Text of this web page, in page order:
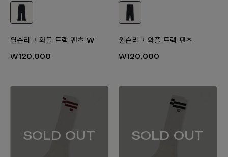
윌슨리그 와플 트랙 팬츠 W
₩120,000
윌슨리그 와플 트랙 팬츠
₩120,000
SOLD OUT SOLD OUT